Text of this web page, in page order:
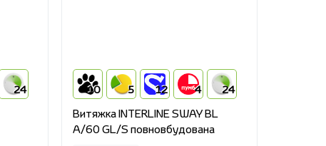
24 10 5 12 4 24
Витяжка INTERLINE SWAY BL
A/60 GL/S повновбудована